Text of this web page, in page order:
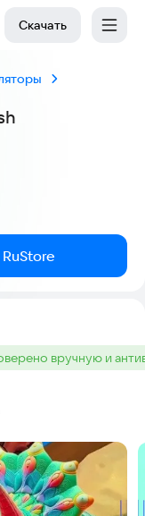
Скачать
вручную и